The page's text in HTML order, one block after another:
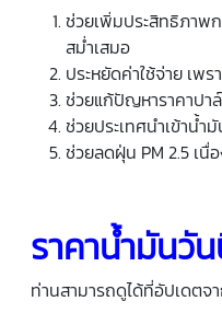
ช่วยเพิ่มประสิทธิภาพ
สม่ำเสมอ
ประหยัดค่าใช้จ่าย เพ
ช่วยแก้ปัญหาราคาปา
ช่วยประเทศนำเข้าน้ำ
ช่วยลดฝุ่น PM 2.5 เนื่
ราคาน้ำมันวั
ท่านสามารถดูได้ที่อัปเดตจ